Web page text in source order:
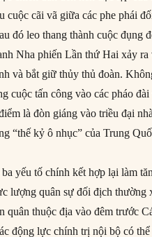
cuộc cãi vã giữa các phe phái
đó leo thang thành cuộc đụng
Nha phiến Lần thứ Hai xảy
và bắt giữ thủy thủ đoàn.
cuộc tấn công vào các pháo
là đòn giáng vào triều đại
“thế kỷ ô nhục” của Trung
yếu tố chính kết hợp lại làm
lượng quân sự đối địch thường
quân thuộc địa vào đêm trước
động lực chính trị nội bộ có